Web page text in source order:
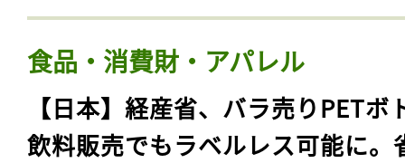
食品・消費財・アパレル
【日本】経産省、バラ売りPETボ
飲料販売でもラベルレス可能に。